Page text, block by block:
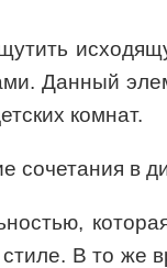
Данный
комнат.
В то